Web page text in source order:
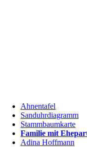
Ahnentafel
Sanduhrdiagramm
Stammbaumkarte
Familie mit
Adina Hoffmann